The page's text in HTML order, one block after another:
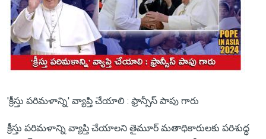
'క్రీస్తు పరిమళాన్ని' వ్యాప్తి చేయాలి : ఫ్రాన్సీస్ పాపు గారు
క్రీస్తు పరిమళాన్ని వ్యాప్తి చేయాలని తైమూర్ మతాధికారులకు పరిశుద్ధ